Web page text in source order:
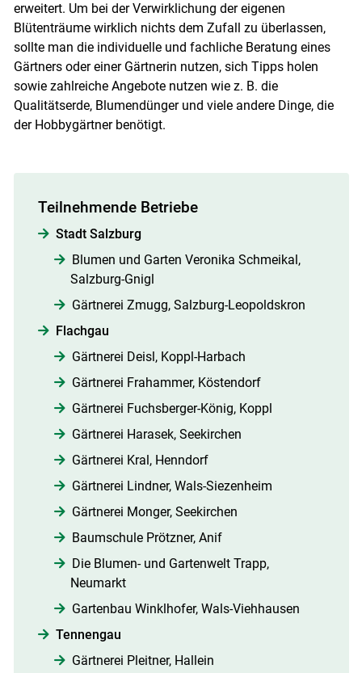
Skip to main content
erweitert. Um bei der Verwirklichung der eigenen
Blütenträume wirklich nichts dem Zufall zu überlassen,
sollte man die individuelle und fachliche Beratung eines
Gärtners oder einer Gärtnerin nutzen, sich Tipps holen
sowie zahlreiche Angebote nutzen wie z. B. die
Qualitätserde, Blumendünger und viele andere Dinge, die
der Hobbygärtner benötigt.
Teilnehmende Betriebe
Stadt Salzburg
Blumen und Garten Veronika Schmeikal,
Salzburg-Gnigl
Gärtnerei Zmugg, Salzburg-Leopoldskron
Flachgau
Gärtnerei Deisl, Koppl-Harbach
Gärtnerei Frahammer, Köstendorf
Gärtnerei Fuchsberger-König, Koppl
Gärtnerei Harasek, Seekirchen
Gärtnerei Kral, Henndorf
Gärtnerei Lindner, Wals-Siezenheim
Gärtnerei Monger, Seekirchen
Baumschule Prötzner, Anif
Die Blumen- und Gartenwelt Trapp,
Neumarkt
Gartenbau Winklhofer, Wals-Viehhausen
Tennengau
Gärtnerei Pleitner, Hallein